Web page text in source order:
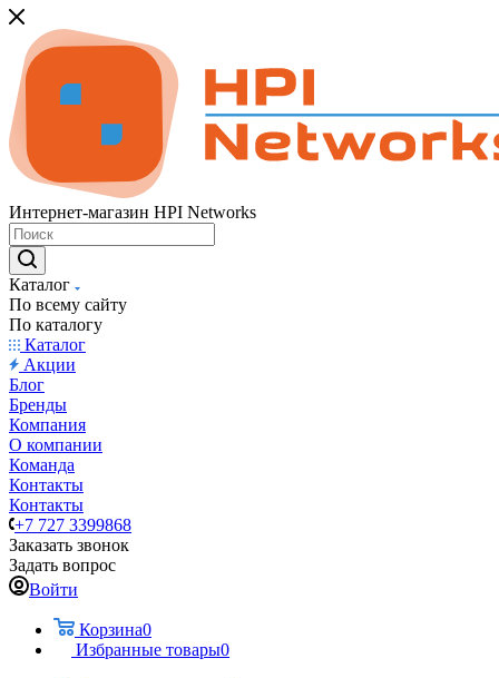
Интернет-магазин HPI Networks
Каталог
По всему сайту
По каталогу
Каталог
Акции
Блог
Бренды
Компания
О компании
Команда
Контакты
Контакты
+7 727 3399868
Заказать звонок
Задать вопрос
Войти
Корзина0
Избранные товары0